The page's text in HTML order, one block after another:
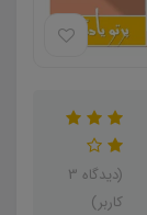
(دیدگاه 3
کاربر)